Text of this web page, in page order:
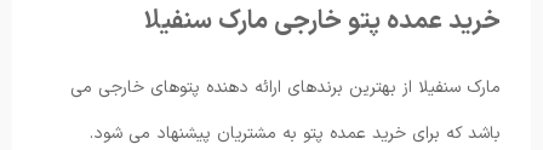
خرید عمده پتو خارجی مارک سنفیلا
مارک سنفیلا از بهترین برندهای ارائه دهنده پتوهای خارجی می
باشد که برای خرید عمده پتو به مشتریان پیشنهاد می شود.